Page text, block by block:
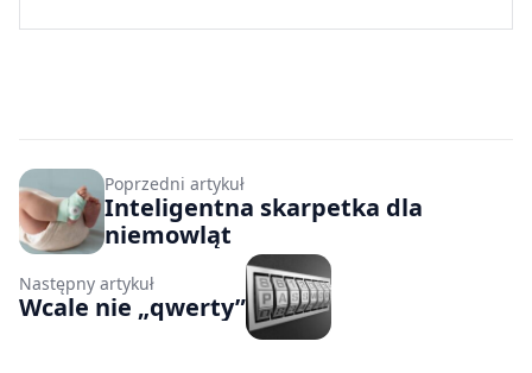
Poprzedni artykuł
Inteligentna skarpetka dla
niemowląt
Następny artykuł
Wcale nie „qwerty”